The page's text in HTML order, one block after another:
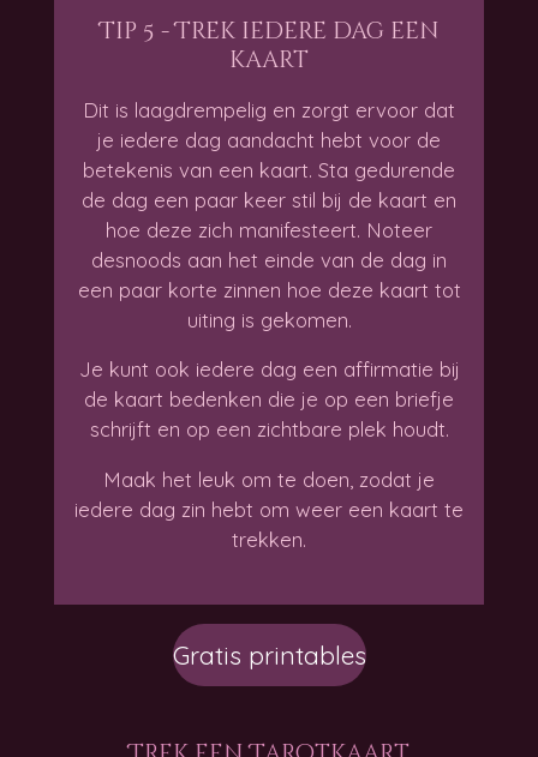
Tip 5 - Trek iedere dag een
kaart
Dit is laagdrempelig en zorgt ervoor dat
je iedere dag aandacht hebt voor de
betekenis van een kaart. Sta gedurende
de dag een paar keer stil bij de kaart en
hoe deze zich manifesteert. Noteer
desnoods aan het einde van de dag in
een paar korte zinnen hoe deze kaart tot
uiting is gekomen.
Je kunt ook iedere dag een affirmatie bij
de kaart bedenken die je op een briefje
schrijft en op een zichtbare plek houdt.
Maak het leuk om te doen, zodat je
iedere dag zin hebt om weer een kaart te
trekken.
Gratis printables